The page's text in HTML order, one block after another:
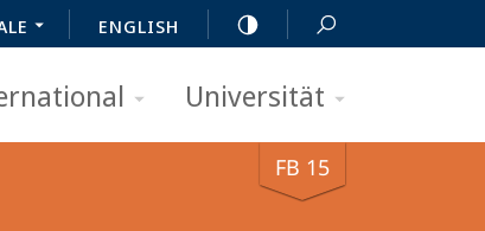
ENGLISH
Universität
FB 15